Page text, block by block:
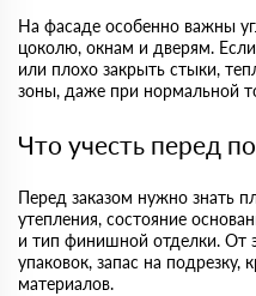
На фасаде особенно важны
цоколю, окнам и дверям.
или плохо закрыть стыки,
зоны, даже при нормальной
Что учесть перед
Перед заказом нужно знать
утепления, состояние
и тип финишной отделки. От
упаковок, запас на
материалов.